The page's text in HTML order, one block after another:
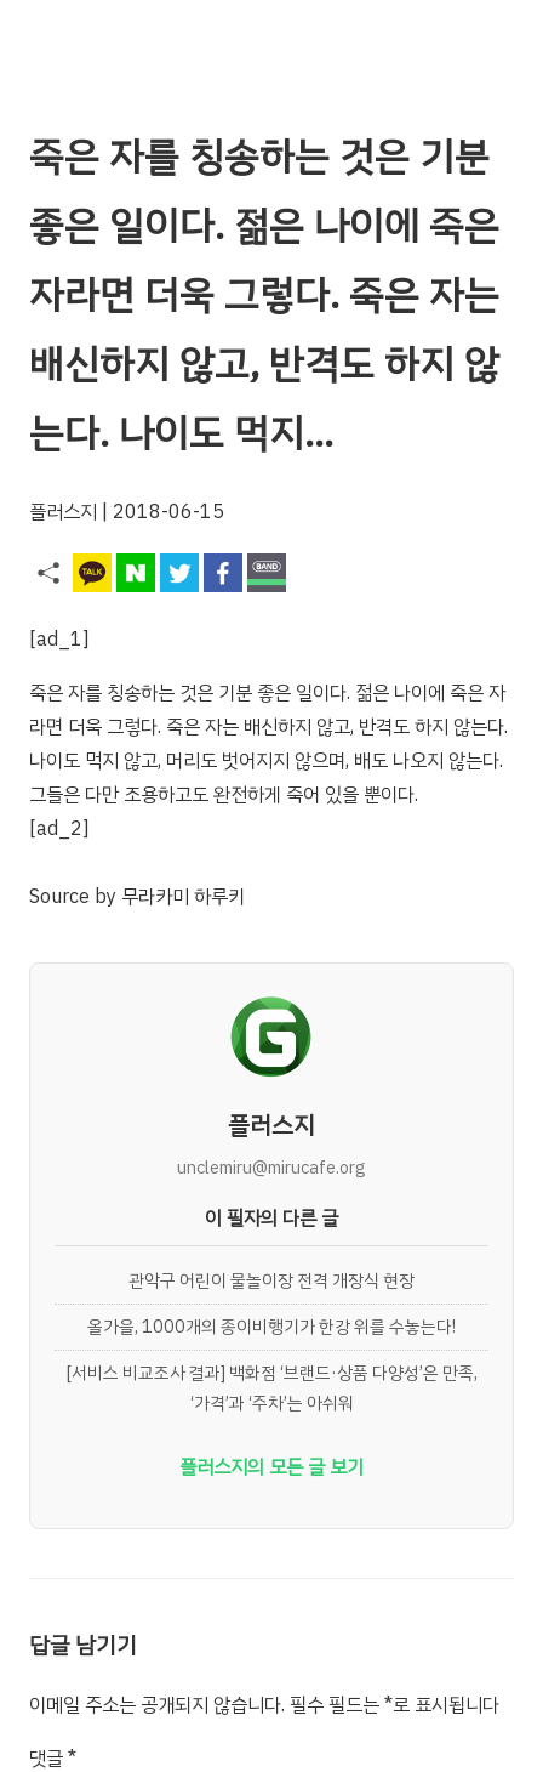
죽은 자를 칭송하는 것은 기분
좋은 일이다. 젊은 나이에 죽은
자라면 더욱 그렇다. 죽은 자는
배신하지 않고, 반격도 하지 않
는다. 나이도 먹지…
플러스지 | 2018-06-15
[ad_1]
죽은 자를 칭송하는 것은 기분 좋은 일이다. 젊은 나이에 죽은 자
라면 더욱 그렇다. 죽은 자는 배신하지 않고, 반격도 하지 않는다.
나이도 먹지 않고, 머리도 벗어지지 않으며, 배도 나오지 않는다.
그들은 다만 조용하고도 완전하게 죽어 있을 뿐이다.
[ad_2]
Source by 무라카미 하루키
플러스지
unclemiru@mirucafe.org
이 필자의 다른 글
관악구 어린이 물놀이장 전격 개장식 현장
올가을, 1000개의 종이비행기가 한강 위를 수놓는다!
[서비스 비교조사 결과] 백화점 ‘브랜드·상품 다양성’은 만족,
‘가격’과 ‘주차’는 아쉬워
플러스지의 모든 글 보기
답글 남기기
이메일 주소는 공개되지 않습니다. 필수 필드는*로 표시됩니다
댓글*